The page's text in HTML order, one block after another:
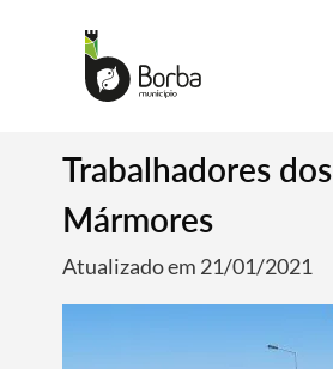
Trabalhadores dos
Mármores
Atualizado em 21/01/2021